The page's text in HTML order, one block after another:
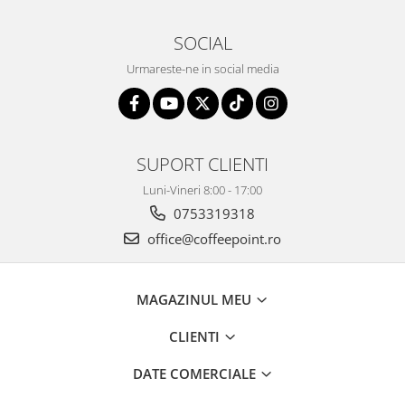
SOCIAL
Urmareste-ne in social media
SUPORT CLIENTI
Luni-Vineri 8:00 - 17:00
0753319318
office@coffeepoint.ro
MAGAZINUL MEU
CLIENTI
DATE COMERCIALE